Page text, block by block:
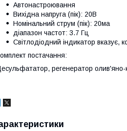
Автонастроювання
Вихідна напруга (пік): 20В
Номінальний струм (пік): 20ма
діапазон частот: 3.7 Гц
Світлодіодний індикатор вказує,
постачання:
регенератор олив'яно-